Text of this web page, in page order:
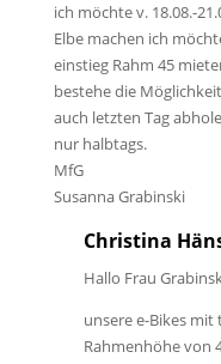
ich möchte v. 18.08.-
Elbe machen ich
einstieg Rahm 45
bestehe die
auch letzten Tag
nur halbtags.
MfG
Susanna Grabinski
Christina
Hallo Frau
unsere e-Bikes mit
Rahmenhöhe von